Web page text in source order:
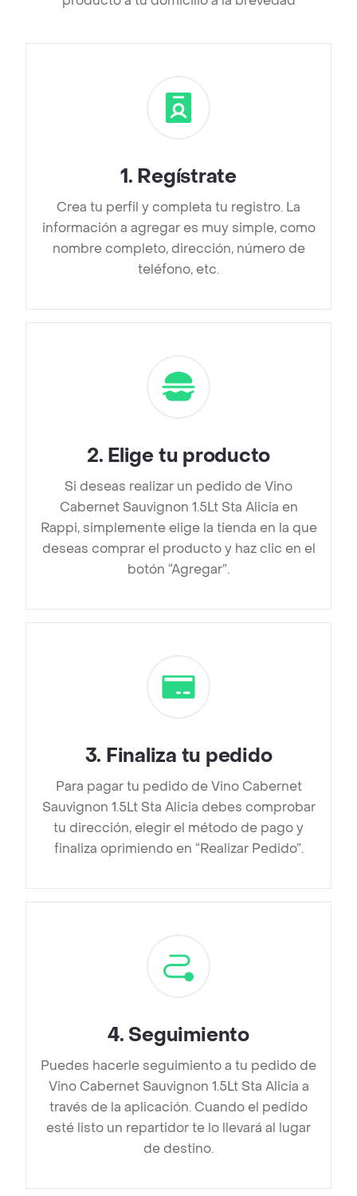
1. Regístrate
Crea tu perfil y completa tu registro. La
información a agregar es muy simple, como
nombre completo, dirección, número de
teléfono, etc.
2. Elige tu producto
Si deseas realizar un pedido de Vino
Cabernet Sauvignon 1.5Lt Sta Alicia en
Rappi, simplemente elige la tienda en la que
deseas comprar el producto y haz clic en el
botón “Agregar”.
3. Finaliza tu pedido
Para pagar tu pedido de Vino Cabernet
Sauvignon 1.5Lt Sta Alicia debes comprobar
tu dirección, elegir el método de pago y
finaliza oprimiendo en “Realizar Pedido”.
4. Seguimiento
Puedes hacerle seguimiento a tu pedido de
Vino Cabernet Sauvignon 1.5Lt Sta Alicia a
través de la aplicación. Cuando el pedido
esté listo un repartidor te lo llevará al lugar
de destino.